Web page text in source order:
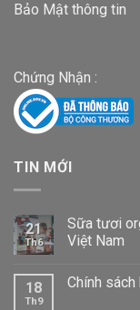
Bảo Mật thông tin
Chứng Nhận :
TIN MỚI
21
Th6
Sữa tươi
Việt Nam
18
Th9
Chính